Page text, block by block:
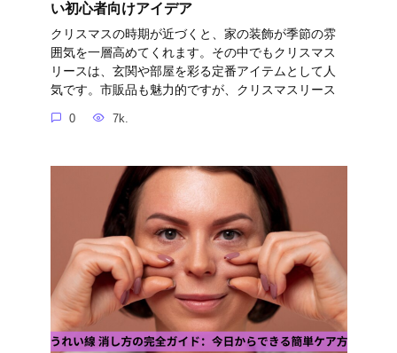
い初心者向けアイデア
クリスマスの時期が近づくと、家の装飾が季節の雰
囲気を一層高めてくれます。その中でもクリスマス
リースは、玄関や部屋を彩る定番アイテムとして人
気です。市販品も魅力的ですが、クリスマスリース
0 7k.